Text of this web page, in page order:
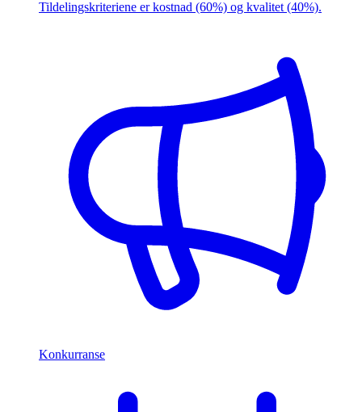
Tildelingskriteriene er kostnad (60%) og kvalitet (40%).
Konkurranse